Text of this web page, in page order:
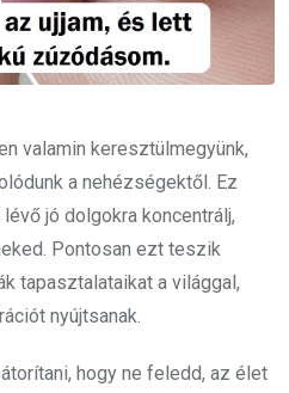
valamin keresztülmegyünk,
a nehézségektől. Ez
jó dolgokra koncentrálj,
Pontosan ezt teszik
tapasztalataikat a világgal,
nyújtsanak.
hogy ne feledd, az élet